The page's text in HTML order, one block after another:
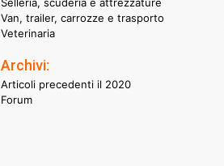
Van, trailer, carrozze e trasporto
Veterinaria
Archivi:
Articoli precedenti il 2020
Forum